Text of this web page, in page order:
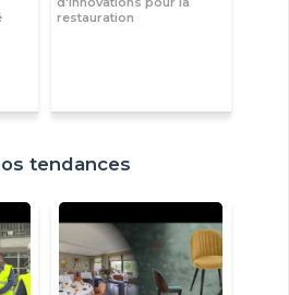
restauration
tendances